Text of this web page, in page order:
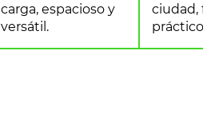
carga, espacioso y
versátil.
ciudad,
práctico.